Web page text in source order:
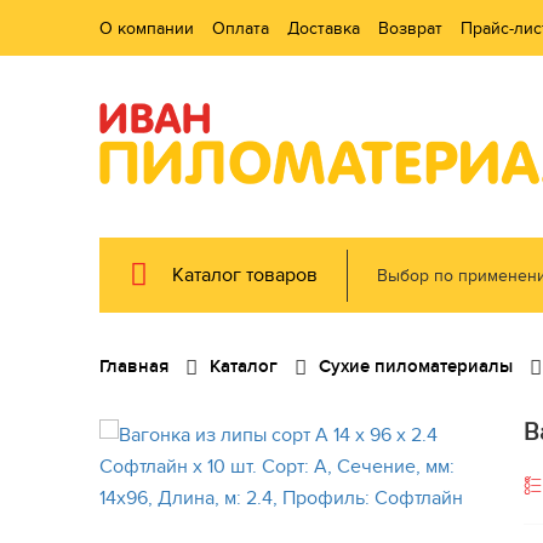
О компании Оплата Доставка Возврат Прайс-
Каталог товаров Выбор по
Главная Каталог Сухие пиломатериалы